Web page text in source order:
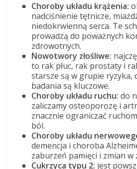
Choroby układu krążenia:
nadciśnienie tętnicze,
niedokrwienną serca. Te
prowadzą do poważnych
zdrowotnych.
Nowotwory złośliwe:
to rak płuc, rak prostaty i
starsze są w grupie ryzyka,
badania są kluczowe.
Choroby układu ruchu: do
zaliczamy osteoporozę i
znacznie ograniczać
ból.
Choroby układu
demencja i choroba
zaburzeń pamięci i zmian w
Cukrzyca typu 2: jest